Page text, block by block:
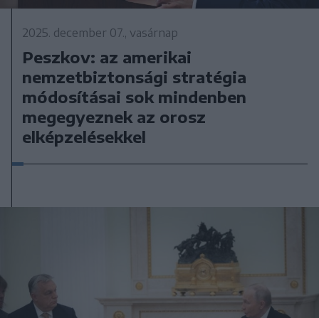
2025. december 07., vasárnap
Peszkov: az amerikai
nemzetbiztonsági stratégia
módosításai sok mindenben
megegyeznek az orosz
elképzelésekkel